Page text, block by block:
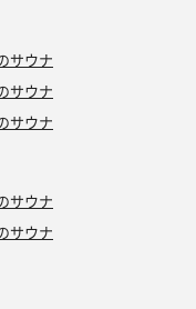
サウナ
サウナ
サウナ
サウナ
サウナ